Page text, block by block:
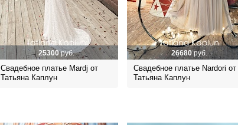
25300руб.
Свадебное платье Mardj от
Татьяна Каплун
26680руб.
Свадебное платье Nardori от
Татьяна Каплун